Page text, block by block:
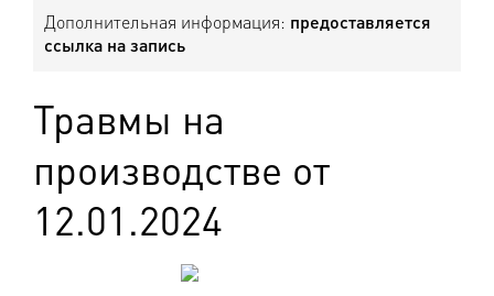
Дополнительная информация: предоставляется
ссылка на запись
Травмы на
производстве от
12.01.2024